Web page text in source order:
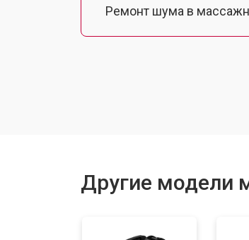
Ремонт шума в
Другие модели